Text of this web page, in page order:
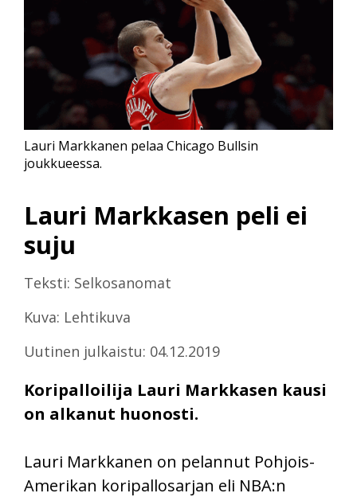
Lauri Markkasen peli ei
suju
Teksti: Selkosanomat
Kuva: Lehtikuva
Uutinen julkaistu: 04.12.2019
Koripalloilija Lauri Markkasen kausi
on alkanut huonosti.
Lauri Markkanen pelaa Chicago Bullsin
joukkueessa.
Lauri Markkanen on pelannut Pohjois-
Amerikan koripallosarjan eli NBA:n